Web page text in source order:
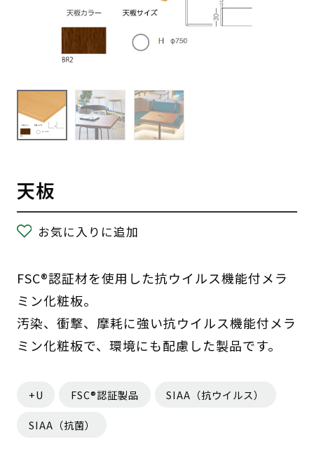
天板
お気に入りに追加
FSC®認証材を使用した抗ウイルス機能付メラ
ミン化粧板。
汚染、衝撃、摩耗に強い抗ウイルス機能付メラ
ミン化粧板で、環境にも配慮した製品です。
+U FSC®認証製品 SIAA（抗ウイルス）
SIAA（抗菌）